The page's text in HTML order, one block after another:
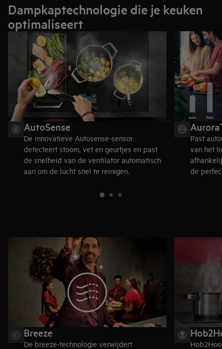
Dampkaptechnologie die je keuken
optimaliseert
AutoSense
De innovatieve Autosense-sensor
detecteert stoom, vet en geurtjes en past
de snelheid van de ventilator automatisch
aan om de lucht snel te reinigen.
Past
van het
de
Breeze
De breeze-technologie verwijdert